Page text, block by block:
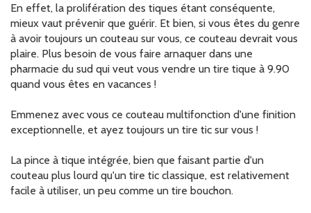
En effet, la prolifération des tiques étant conséquente,
mieux vaut prévenir que guérir. Et bien, si vous êtes du genre
à avoir toujours un couteau sur vous, ce couteau devrait vous
plaire. Plus besoin de vous faire arnaquer dans une
pharmacie du sud qui veut vous vendre un tire tique à 9.90
quand vous êtes en vacances !
Emmenez avec vous ce couteau multifonction d'une finition
exceptionnelle, et ayez toujours un tire tic sur vous !
La pince à tique intégrée, bien que faisant partie d'un
couteau plus lourd qu'un tire tic classique, est relativement
facile à utiliser, un peu comme un tire bouchon.